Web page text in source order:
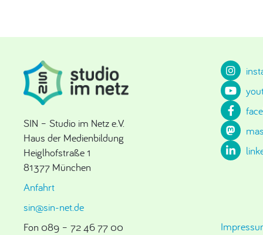
SIN – Studio im Netz e.V.
Haus der Medienbildung
Heiglhofstraße 1
81377 München
Anfahrt
sin@sin-net.de
Fon 089 – 72 46 77 00